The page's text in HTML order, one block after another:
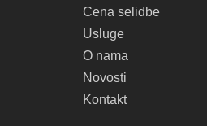
Cena selidbe
Usluge
O nama
Novosti
Kontakt